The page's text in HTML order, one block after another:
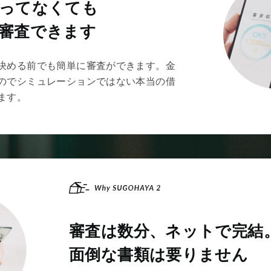
家探し前でも
てなくても
査できます
める前でも簡単に審査ができます。金
でシミュレーションではない本当の借
す。
審査は数分、 ネットで完結
面倒な書類は要りません